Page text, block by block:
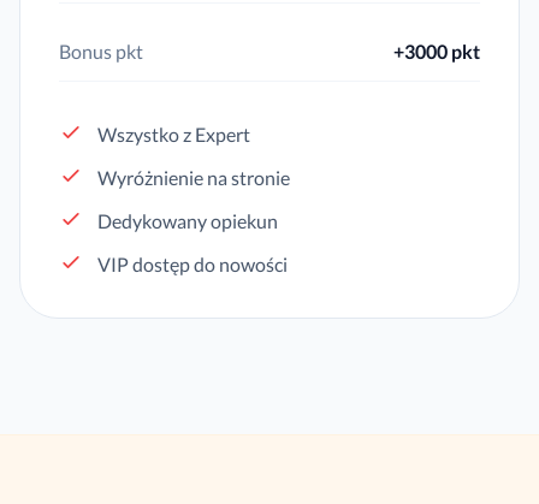
Bonus pkt +3000 pkt
Wszystko z Expert
Wyróżnienie na stronie
Dedykowany opiekun
VIP dostęp do nowości